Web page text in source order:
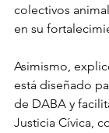
colectivos
en su
Asimismo,
está diseñado
de DABA y
Justicia Cívica,